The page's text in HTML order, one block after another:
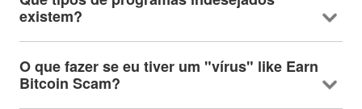
existem?
O que fazer se eu tiver um "vírus" like Earn
Bitcoin Scam?